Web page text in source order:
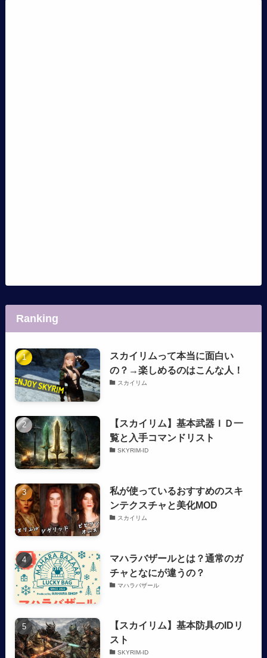
Ranking
スカイリムって本当に面白い
の？→楽しめるのはこんな人！
スカイリム
【スカイリム】基本武器ＩＤ一
覧と入手コマンドリスト
SKYRIM-ID
私が使っているおすすめのスキ
ンテクスチャと美化MOD
スカイリム
マハラバザールとは？通常のガ
チャとなにが違うの？
マハラバザール
【スカイリム】基本防具のIDリ
スト
SKYRIM-ID